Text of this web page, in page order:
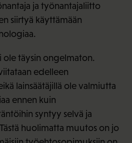
ja työnantajaliitto
siirtyä käyttämään
ole täysin ongelmaton.
edelleen
lainsäätäjillä ole valmiutta
ennen kuin
syntyy selvä ja
huolimatta muutos on jo